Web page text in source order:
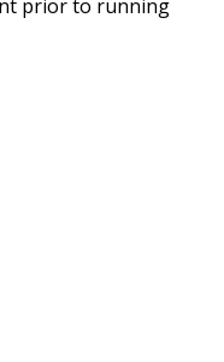
prior to running